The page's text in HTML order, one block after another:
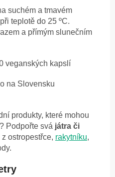
suchém a tmavém
teplotě do 25 ºC.
a přímým slunečním
veganských kapslí
na Slovensku
produkty, které mohou
? Podpořte svá játra či
ostropestřce, rakytníku,